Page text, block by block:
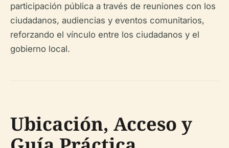
participación pública a través de reuniones con los
ciudadanos, audiencias y eventos comunitarios,
reforzando el vínculo entre los ciudadanos y el
gobierno local.
Ubicación, Acceso y